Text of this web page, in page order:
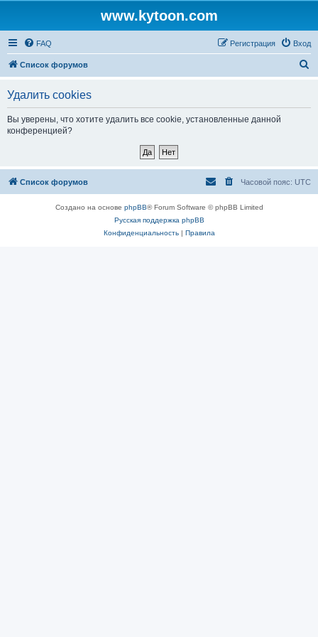
www.kytoon.com
FAQ Вход
Регистрация
Список форумов
Удалить cookies
Вы уверены, что хотите удалить все cookie, установленные данной
конференцией?
Список форумов Часовой пояс: UTC
Создано на основе phpBB® Forum Software © phpBB Limited
Русская поддержка phpBB
Конфиденциальность| Правила